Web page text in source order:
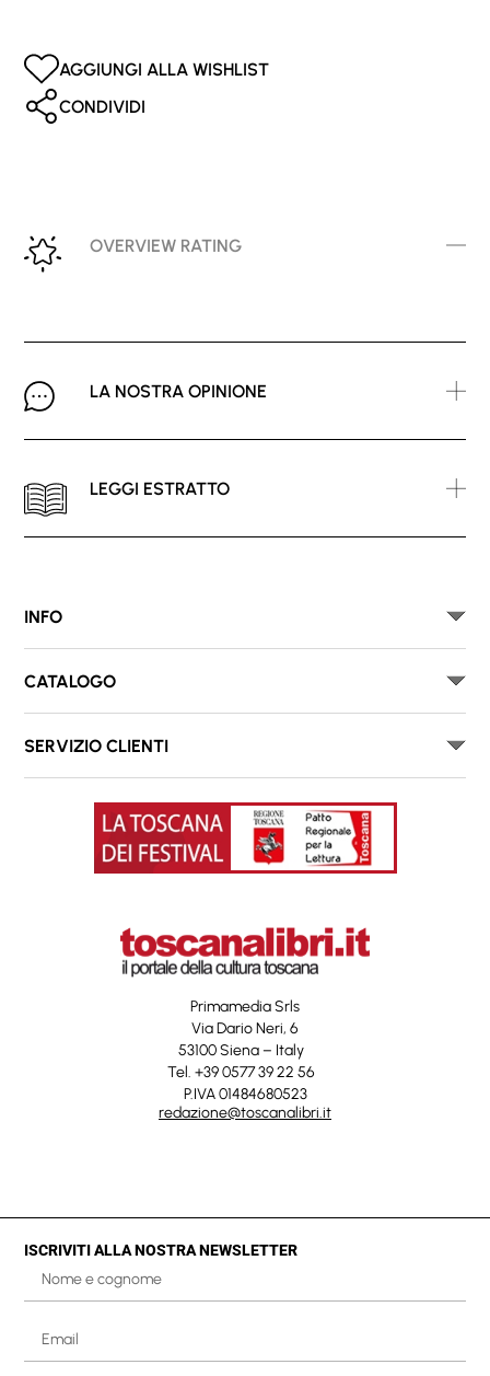
AGGIUNGI ALLA WISHLIST
CONDIVIDI
OVERVIEW RATING
LA NOSTRA OPINIONE
LEGGI ESTRATTO
INFO
CATALOGO
SERVIZIO CLIENTI
Primamedia Srls
Via Dario Neri, 6
53100 Siena – Italy
Tel. +39 0577 39 22 56
P.IVA 01484680523
redazione@toscanalibri.it
ISCRIVITI ALLA NOSTRA NEWSLETTER